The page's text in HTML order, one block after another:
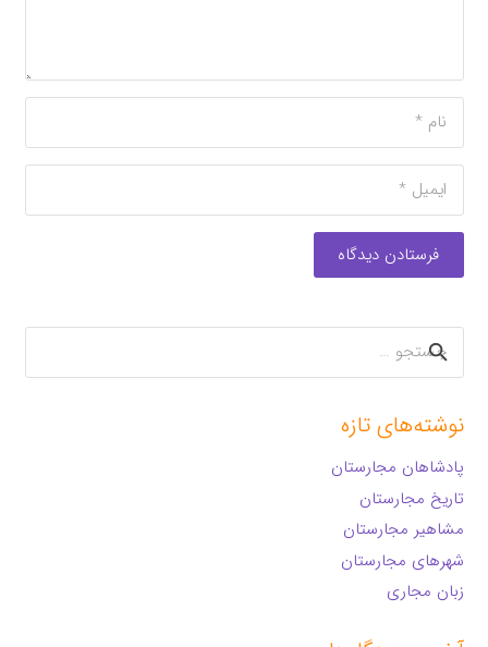
فرستادن دیدگاه
جستجو
برای:
نوشته‌های تازه
پادشاهان مجارستان
تاریخ مجارستان
مشاهیر مجارستان
شهرهای مجارستان
زبان مجاری